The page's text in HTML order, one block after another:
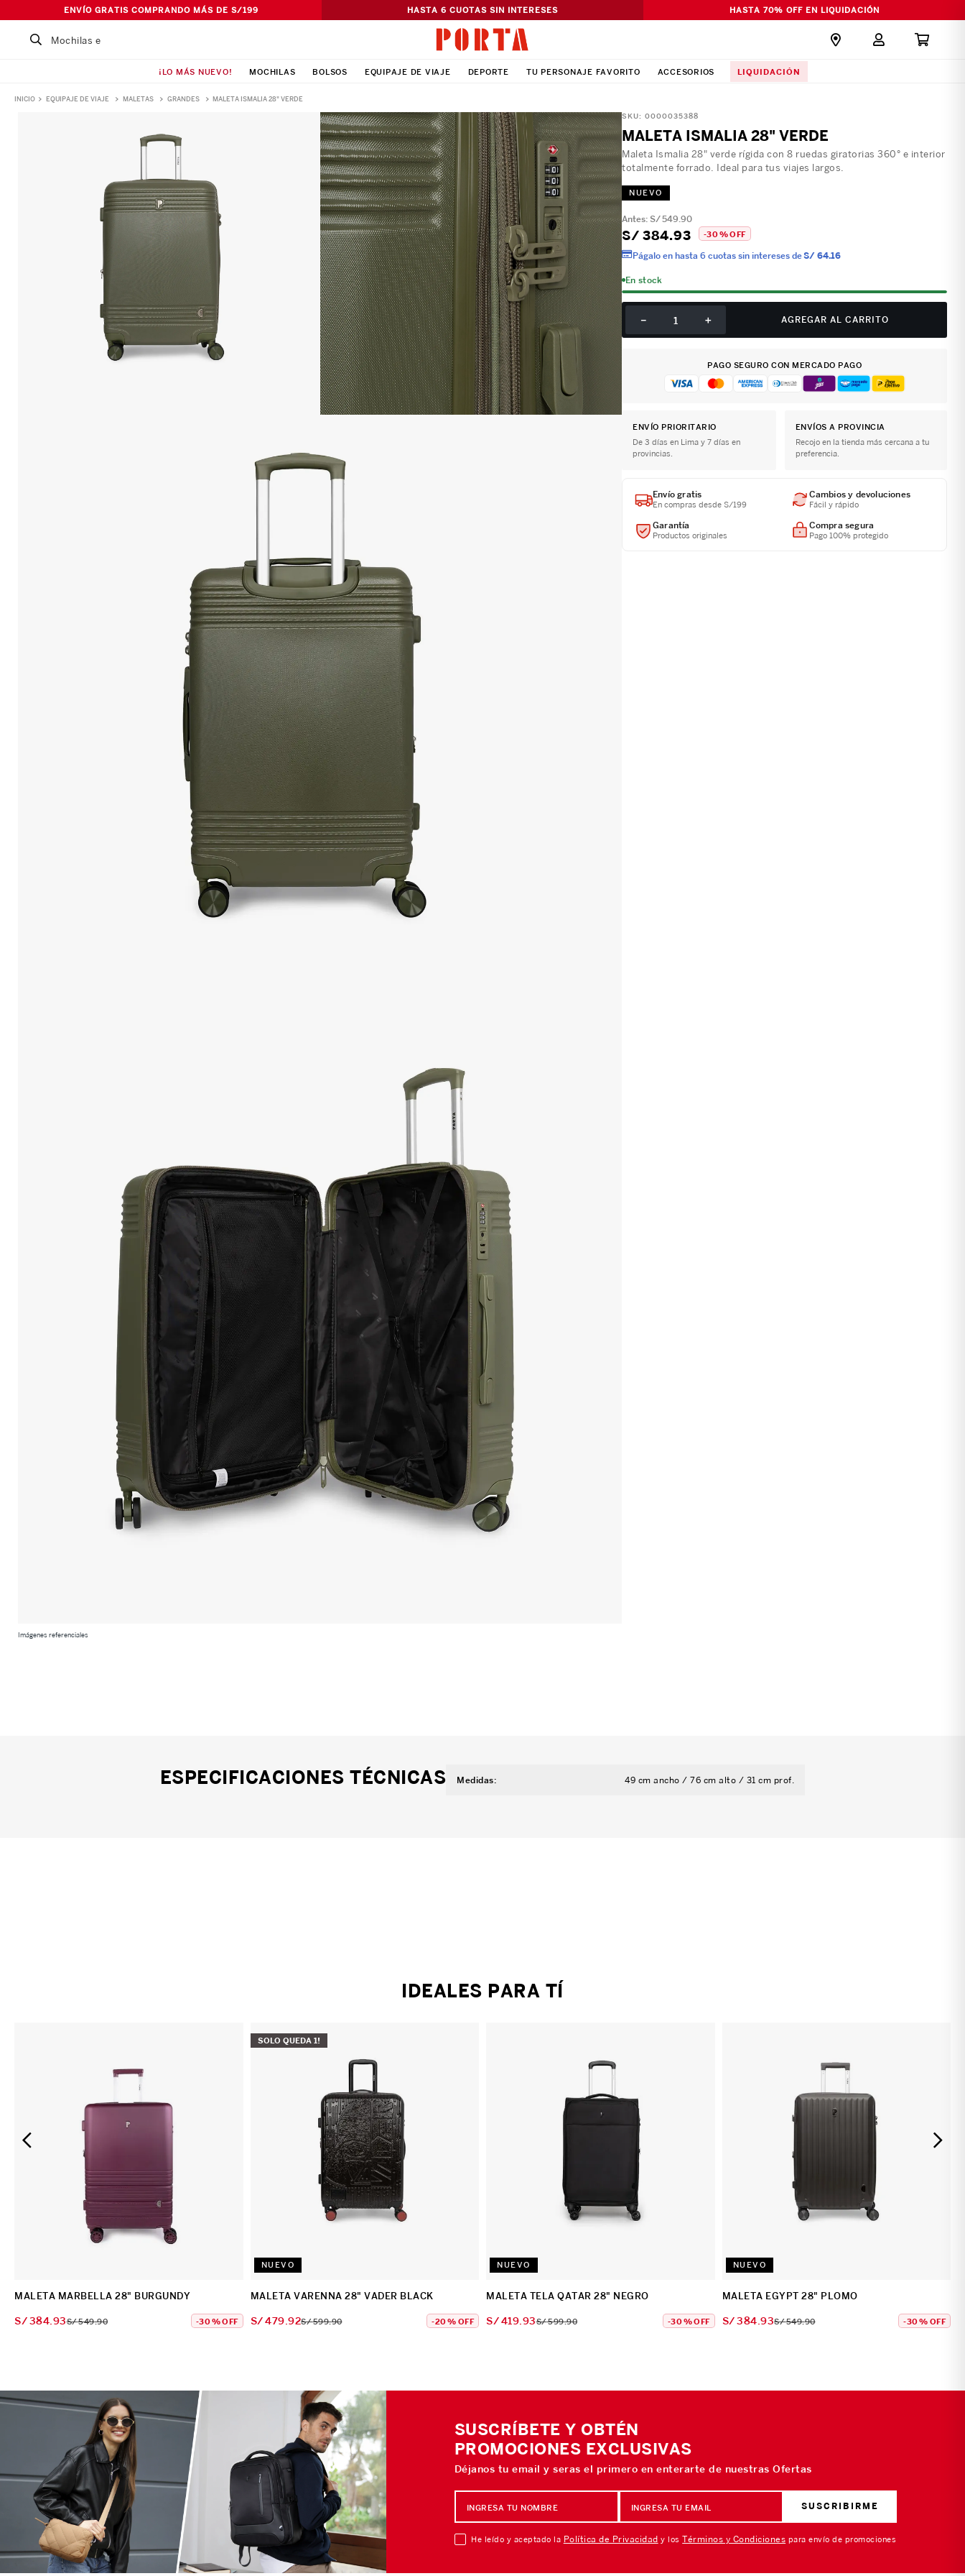
ENVÍO GRATIS COMPRANDO MÁS DE S/199 HASTA 6 CUOTAS SIN INTERESES HASTA 70% OFF EN LIQUIDACIÓN
Buscar un producto...
¡LO MÁS NUEVO! MOCHILAS BOLSOS EQUIPAJE DE VIAJE DEPORTE TU PERSONAJE FAVORITO ACCESORIOS LIQUIDACIÓN
EQUIPAJE DE VIAJE MALETAS GRANDES MALETA ISMALIA 28" VERDE
Imágenes referenciales
SKU:0000035388
MALETA ISMALIA 28" VERDE
Maleta Ismalia 28" verde rígida con 8 ruedas giratorias 360° e interior
totalmente forrado. Ideal para tus viajes largos.
NUEVO
S/549.90
S/ 384.93 -30 %OFF
Págalo en hasta 6 cuotas sin intereses deS/ 64.16
En stock
＋
－ AGREGAR AL CARRITO
PAGO SEGURO CON MERCADO PAGO
ENVÍO PRIORITARIO
De 3 días en Lima y 7 días en
provincias.
ENVÍOS A PROVINCIA
Recojo en la tienda más cercana a tu
preferencia.
Envío gratis
En compras desde S/199
Cambios y devoluciones
Fácil y rápido
Garantía
Productos originales
Compra segura
Pago 100% protegido
ESPECIFICACIONES TÉCNICAS Medidas: 49 cm ancho / 76 cm alto / 31 cm prof.
IDEALES PARA TÍ
MALETA MARBELLA 28" BURGUNDY
S/384 93S/549.90 -30 %OFF
NUEVO
SOLO QUEDA 1!
MALETA VARENNA 28" VADER BLACK
S/479 92S/599.90 -20 % OFF
NUEVO
MALETA TELA QATAR 28" NEGRO
S/419 93S/599.90 -30 %OFF
NUEVO
MALETA EGYPT 28" PLOMO
S/384 93S/549.90 -30 % OFF
SUSCRÍBETE Y OBTÉN
PROMOCIONES EXCLUSIVAS
Déjanos tu email y seras el primero en enterarte de nuestras Ofertas
SUSCRIBIRME
He leído y aceptado la Política de Privacidad y losTérminos y Condiciones para envío de promociones
Pañalera
Loncheras
Mochila Viajera